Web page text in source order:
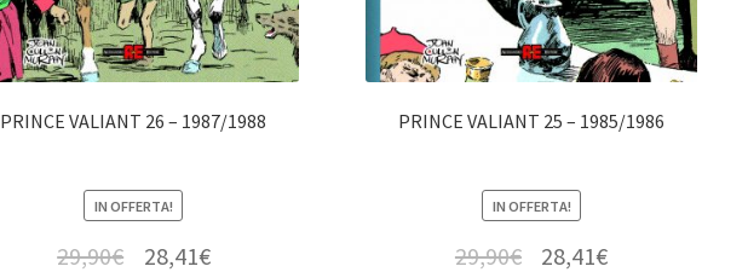
PRINCE VALIANT 26 – 1987/1988
IN OFFERTA!
29,90€ 28,41€
PRINCE VALIANT 25 – 1985/1986
IN OFFERTA!
29,90€ 28,41€